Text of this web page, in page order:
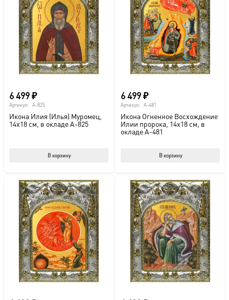
6 499₽
Артикул: A-825
Икона Илия (Илья) Муромец,
14х18 см, в окладе A-825
В корзину
6 499₽
Артикул: A-481
Икона Огненное Восхождение
Илии пророка, 14х18 см, в
окладе A-481
В корзину